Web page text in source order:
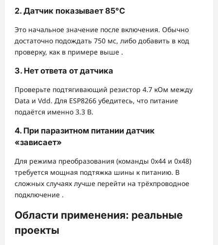
2. Датчик показывает 85°C
Это начальное значение после включения. Обычно
достаточно подождать 750 мс, либо добавить в код
проверку, как в примере выше .
3. Нет ответа от датчика
Проверьте подтягивающий резистор 4.7 кОм между
Data и Vdd. Для ESP8266 убедитесь, что питание
подаётся именно 3.3 В.
4. При паразитном питании датчик
«зависает»
Для режима преобразования (команды 0x44 и 0x48)
требуется мощная подтяжка шины к питанию. В
сложных случаях лучше перейти на трёхпроводное
подключение .
Области применения: реальные
проекты